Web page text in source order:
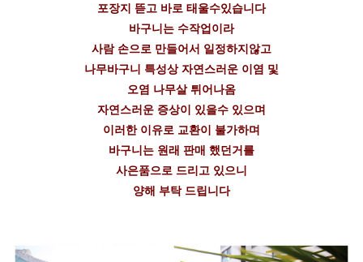
포장지 뜯고 바로 태울수있습니다
바구니는 수작업이라
사람 손으로 만들어서 일정하지않고
나무바구니 특성상 자연스러운 이염 및
오염 나무살 튀어나옴
자연스러운 증상이 있을수 있으며
이러한 이유로 교환이 불가하며
바구니는 원래 판매 했던거를
사은품으로 드리고 있으니
양해 부탁 드립니다